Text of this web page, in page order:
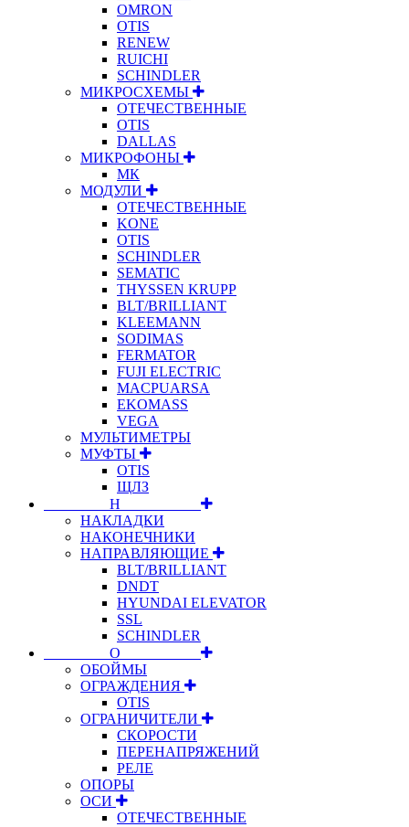
OMRON
OTIS
RENEW
RUICHI
SCHINDLER
МИКРОСХЕМЫ
ОТЕЧЕСТВЕННЫЕ
OTIS
DALLAS
МИКРОФОНЫ
МК
МОДУЛИ
ОТЕЧЕСТВЕННЫЕ
KONE
OTIS
SCHINDLER
SEMATIC
THYSSEN KRUPP
BLT/BRILLIANT
KLEEMANN
SODIMAS
FERMATOR
FUJI ELECTRIC
MACPUARSA
EKOMASS
VEGA
МУЛЬТИМЕТРЫ
МУФТЫ
OTIS
ЩЛЗ
⠀⠀⠀⠀⠀⠀Н⠀⠀⠀⠀⠀⠀⠀
НАКЛАДКИ
НАКОНЕЧНИКИ
НАПРАВЛЯЮЩИЕ
BLT/BRILLIANT
DNDT
HYUNDAI ELEVATOR
SSL
SCHINDLER
⠀⠀⠀⠀⠀⠀О⠀⠀⠀⠀⠀⠀⠀
ОБОЙМЫ
ОГРАЖДЕНИЯ
OTIS
ОГРАНИЧИТЕЛИ
СКОРОСТИ
ПЕРЕНАПРЯЖЕНИЙ
РЕЛЕ
ОПОРЫ
ОСИ
ОТЕЧЕСТВЕННЫЕ